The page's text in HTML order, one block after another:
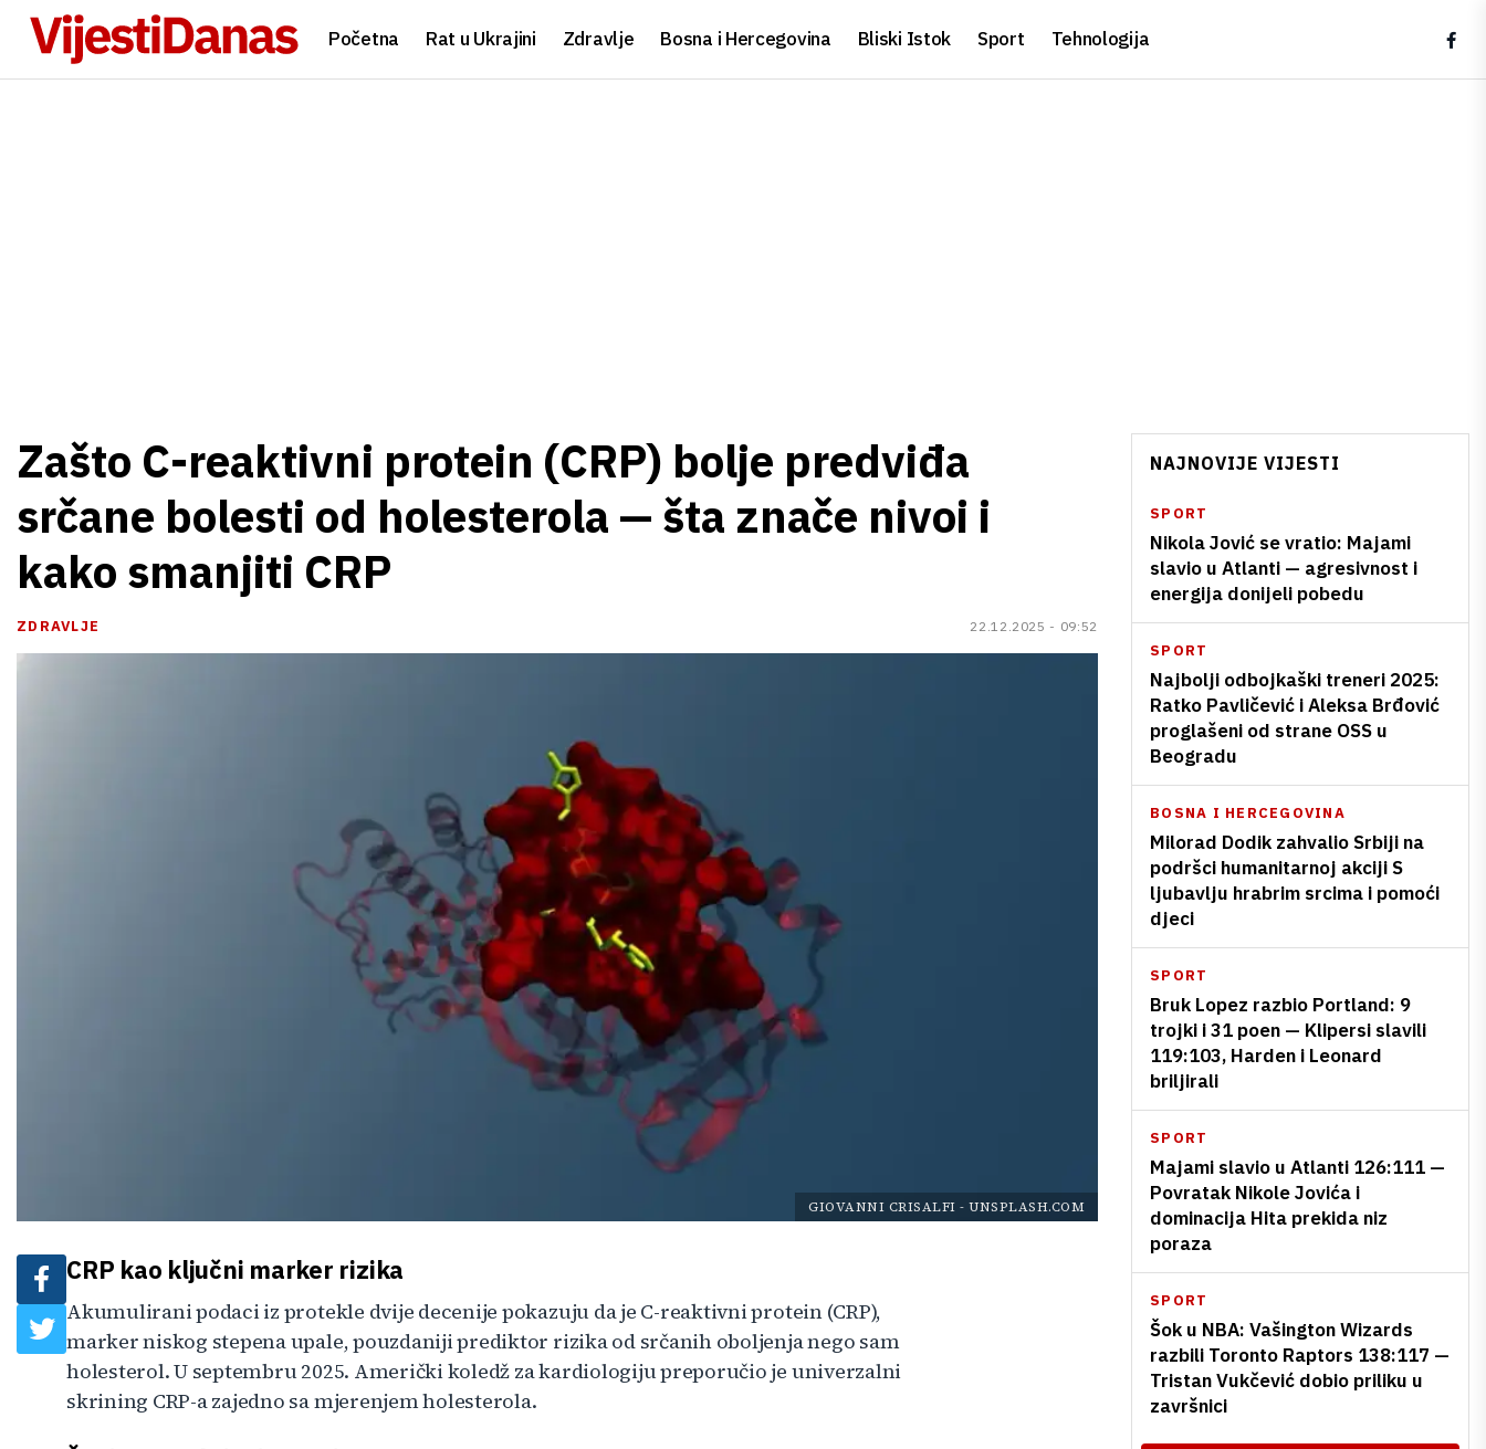
Početna Rat u Ukrajini Zdravlje Bosna i Hercegovina Bliski Istok Sport Tehnologija
Zašto C-reaktivni protein (CRP) bolje predviđa
srčane bolesti od holesterola — šta znače nivoi i
kako smanjiti CRP
ZDRAVLJE 22.12.2025 - 09:52
GIOVANNI CRISALFI - UNSPLASH.COM
CRP kao ključni marker rizika
Akumulirani podaci iz protekle dvije decenije pokazuju da je C-reaktivni protein (CRP),
marker niskog stepena upale, pouzdaniji prediktor rizika od srčanih oboljenja nego sam
holesterol. U septembru 2025. Američki koledž za kardiologiju preporučio je univerzalni
skrining CRP-a zajedno sa mjerenjem holesterola.
NAJNOVIJE VIJESTI
SPORT
Nikola Jović se vratio: Majami
slavio u Atlanti — agresivnost i
energija donijeli pobedu
SPORT
Najbolji odbojkaški treneri 2025:
Ratko Pavličević i Aleksa Brđović
proglašeni od strane OSS u
Beogradu
BOSNA I HERCEGOVINA
Milorad Dodik zahvalio Srbiji na
podršci humanitarnoj akciji S
ljubavlju hrabrim srcima i pomoći
djeci
SPORT
Bruk Lopez razbio Portland: 9
trojki i 31 poen — Klipersi slavili
119:103, Harden i Leonard
briljirali
SPORT
Majami slavio u Atlanti 126:111 —
Povratak Nikole Jovića i
dominacija Hita prekida niz
poraza
SPORT
Šok u NBA: Vašington Wizards
razbili Toronto Raptors 138:117 —
Tristan Vukčević dobio priliku u
završnici